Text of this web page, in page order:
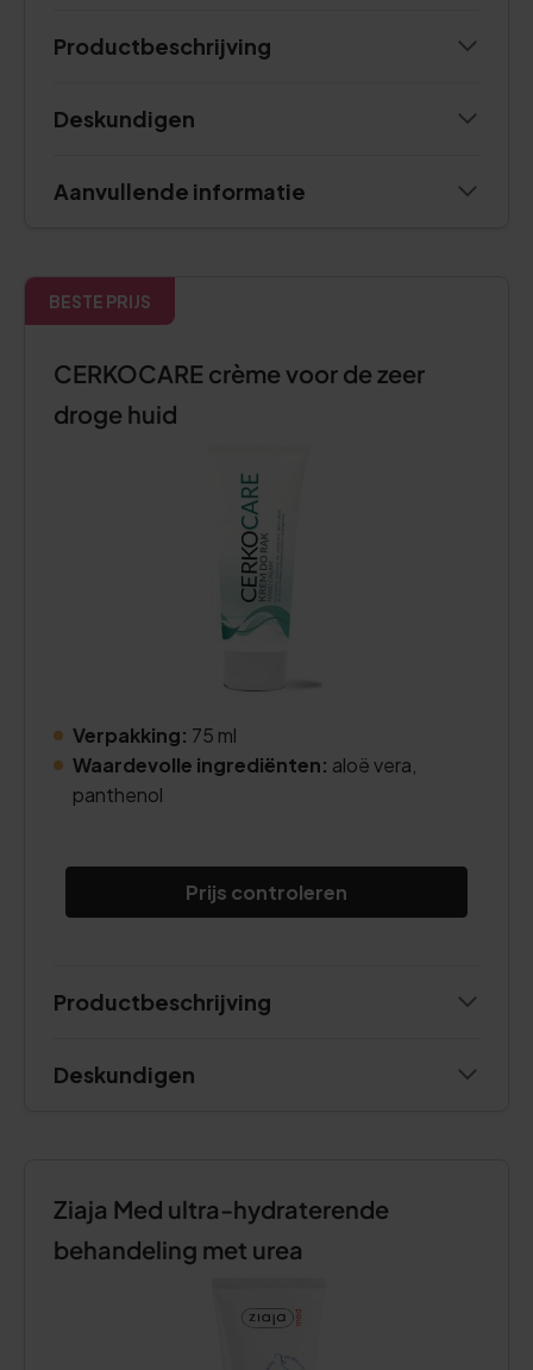
Productbeschrijving
Deskundigen
Aanvullende informatie
BESTE PRIJS
CERKOCARE crème voor de zeer
droge huid
Verpakking: 75 ml
Waardevolle ingrediënten: aloë vera,
panthenol
Prijs controleren
Productbeschrijving
Deskundigen
Ziaja Med ultra-hydraterende
behandeling met urea